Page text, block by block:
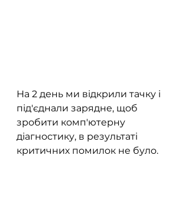
На 2 день ми відкрили тачку і
під'єднали зарядне, щоб
зробити комп'ютерну
діагностику, в результаті
критичних помилок не було.